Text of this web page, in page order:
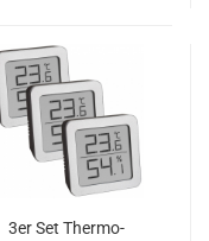
3er Set Thermo-